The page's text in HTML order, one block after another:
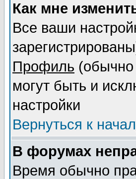
Как мне
Все ваши
Профиль (обычно
могут быть и
настройки
Вернуться к
В форумах
Время обычно